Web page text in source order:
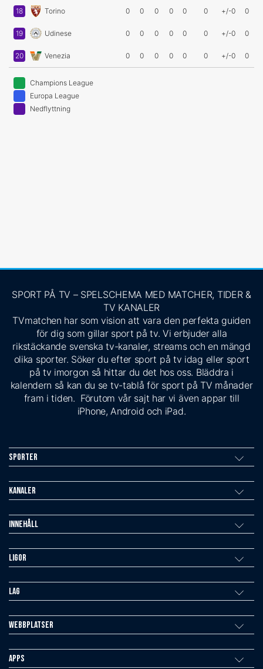
18 Torino 0 0 0 0 0 0 +/-0 0
19 Udinese 0 0 0 0 0 0 +/-0 0
20 Venezia 0 0 0 0 0 0 +/-0 0
Champions League
Europa League
Nedflyttning
SPORT PÅ TV – SPELSCHEMA MED MATCHER, TIDER &
TV KANALER
TVmatchen har som vision att vara den perfekta guiden
för dig som gillar sport på tv. Vi erbjuder alla
rikstäckande svenska tv-kanaler, streams och en mängd
olika sporter. Söker du efter sport på tv idag eller sport
på tv imorgon så hittar du det hos oss. Bläddra i
kalendern så kan du se tv-tablå för sport på TV månader
fram i tiden. Förutom vår sajt har vi även appar till
iPhone, Android och iPad.
Sporter
Kanaler
Innehåll
Ligor
Lag
Webbplatser
Apps